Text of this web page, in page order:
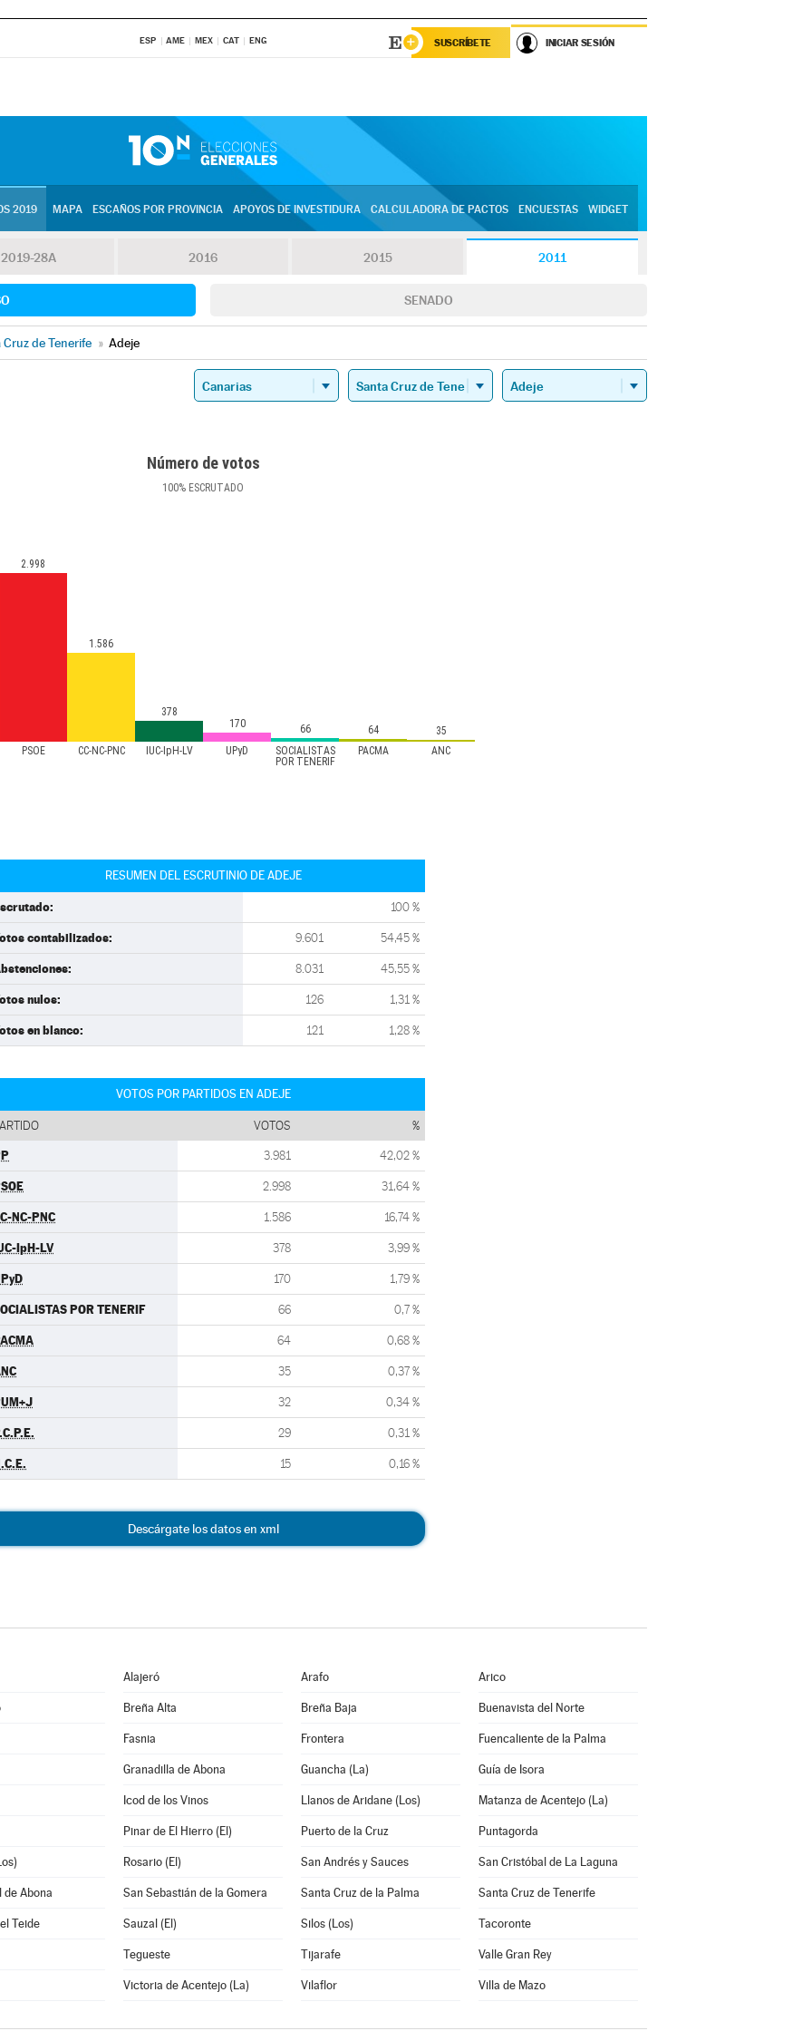
ESP AME MEX CAT ENG SUSCRÍBETE INICIAR SESIÓN
2019 MAPA ESCAÑOS POR PROVINCIA APOYOS DE INVESTIDURA CALCULADORA DE PACTOS ENCUESTAS WIDGET
2019-28A 2016 2015 2011
SENADO
Cruz de Tenerife » Adeje
Número de votos
100% ESCRUTADO
PSOE CC-NC-PNC IUC-IpH-LV UPyD
SOCIALISTAS
POR TENERIF
PACMA ANC
2.998
1.586
378
170
66 64 35
RESUMEN DEL ESCRUTINIO DE ADEJE
100 %
contabilizados: 9.601 54,45 %
8.031 45,55 %
nulos: 126 1,31 %
en blanco: 121 1,28 %
VOTOS POR PARTIDOS EN ADEJE
VOTOS %
3.981 42,02 %
2.998 31,64 %
NC-PNC 1.586 16,74 %
IpH-LV 378 3,99 %
170 1,79 %
POR TENERIF 66 0,7 %
64 0,68 %
35 0,37 %
32 0,34 %
29 0,31 %
15 0,16 %
Descárgate los datos en xml
Alajeró Arafo Arico
Breña Alta Breña Baja Buenavista del Norte
Fasnia Frontera Fuencaliente de la Palma
Granadilla de Abona Guancha (La) Guía de Isora
Icod de los Vinos Llanos de Aridane (Los) Matanza de Acentejo (La)
Pinar de El Hierro (El) Puerto de la Cruz Puntagorda
Rosario (El) San Andrés y Sauces San Cristóbal de La Laguna
de Abona San Sebastián de la Gomera Santa Cruz de la Palma Santa Cruz de Tenerife
Teide Sauzal (El) Silos (Los) Tacoronte
Tegueste Tijarafe Valle Gran Rey
Victoria de Acentejo (La) Vilaflor Villa de Mazo